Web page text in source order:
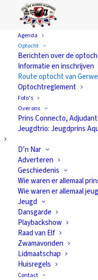
Agenda
Optocht
Berichten over de
Informatie en inschrijven
Route optocht van
Optochtreglement
Foto’s
Over ons
Prins Connecto,
Jeugdtrio: Jeugdprins
D’n Nar
Adverteren
Geschiedenis
Wie waren er allemaal
Wie waren er allemaal
Jeugd
Dansgarde
Playbackshow
Raad van Elf
Zwamavonden
Lidmaatschap
Huisregels
Contact
Route
van